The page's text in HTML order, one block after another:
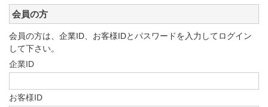
会員の方
会員の方は、企業ID、お客様IDとパスワードを入力してログイン
して下さい。
企業ID
お客様ID